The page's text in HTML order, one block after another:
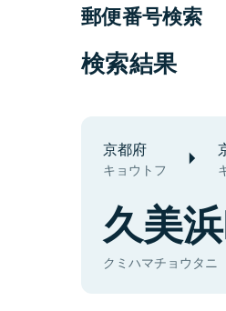
郵便番号検索
検索結果
京都府
キョウトフ
久美
クミハマチョウタニ